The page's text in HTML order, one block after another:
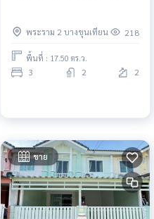
พระราม 2 บางขุนเทียน 218
พื้นที่ : 17.50 ตร.ว.
3 2 2
ขาย